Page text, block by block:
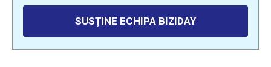
SUSȚINE ECHIPA BIZIDAY